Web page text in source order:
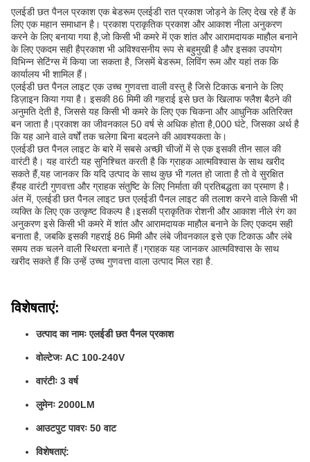
एलईडी छत पैनल प्रकाश एक बेडरूम एलईडी रात प्रकाश जोड़ने के लिए देख रहे हैं के
लिए एक महान समाधान है। प्रकाश प्राकृतिक प्रकाश और आकाश नीला अनुकरण
करने के लिए बनाया गया है,जो किसी भी कमरे में एक शांत और आरामदायक माहौल बनाने
के लिए एकदम सही हैप्रकाश भी अविश्वसनीय रूप से बहुमुखी है और इसका उपयोग
विभिन्न सेटिंग्स में किया जा सकता है, जिसमें बेडरूम, लिविंग रूम और यहां तक कि
कार्यालय भी शामिल हैं।
एलईडी छत पैनल लाइट एक उच्च गुणवत्ता वाली वस्तु है जिसे टिकाऊ बनाने के लिए
डिज़ाइन किया गया है। इसकी 86 मिमी की गहराई इसे छत के खिलाफ फ्लैश बैठने की
अनुमति देती है, जिससे यह किसी भी कमरे के लिए एक चिकना और आधुनिक अतिरिक्त
बन जाता है।प्रकाश का जीवनकाल 50 वर्ष से अधिक होता है,000 घंटे, जिसका अर्थ है
कि यह आने वाले वर्षों तक चलेगा बिना बदलने की आवश्यकता के।
एलईडी छत पैनल लाइट के बारे में सबसे अच्छी चीजों में से एक इसकी तीन साल की
वारंटी है। यह वारंटी यह सुनिश्चित करती है कि ग्राहक आत्मविश्वास के साथ खरीद
सकते हैं,यह जानकर कि यदि उत्पाद के साथ कुछ भी गलत हो जाता है तो वे सुरक्षित
हैंयह वारंटी गुणवत्ता और ग्राहक संतुष्टि के लिए निर्माता की प्रतिबद्धता का प्रमाण है।
अंत में, एलईडी छत पैनल लाइट छत एलईडी पैनल लाइट की तलाश करने वाले किसी भी
व्यक्ति के लिए एक उत्कृष्ट विकल्प है।इसकी प्राकृतिक रोशनी और आकाश नीले रंग का
अनुकरण इसे किसी भी कमरे में शांत और आरामदायक माहौल बनाने के लिए एकदम सही
बनाता है, जबकि इसकी गहराई 86 मिमी और लंबे जीवनकाल इसे एक टिकाऊ और लंबे
समय तक चलने वाली स्थिरता बनाते हैं।ग्राहक यह जानकर आत्मविश्वास के साथ
खरीद सकते हैं कि उन्हें उच्च गुणवत्ता वाला उत्पाद मिल रहा है.
विशेषताएं:
उत्पाद का नामः एलईडी छत पैनल प्रकाश
वोल्टेजः AC 100-240V
वारंटीः 3 वर्ष
लुमेनः 2000LM
आउटपुट पावरः 50 वाट
विशेषताएं: